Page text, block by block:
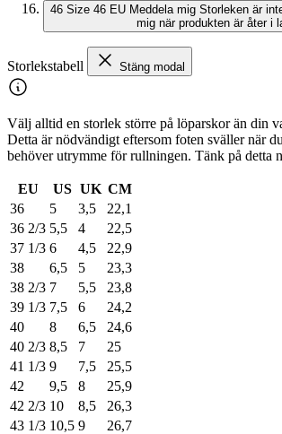
46 Size 46 EU Meddela mig Storleken är
mig när produkten är åter i
Storlekstabell Stäng modal
Välj alltid en storlek större på löparskor än din
Detta är nödvändigt eftersom foten sväller när
behöver utrymme för rullningen. Tänk på detta
EU US UK CM
36
5 3,5
22,1
36 2/3 5,5 4
22,5
37 1/3 6 4,5
22,9
38
6,5 5
23,3
38 2/3 7 5,5
23,8
39 1/3 7,5 6
24,2
40
8 6,5
24,6
40 2/3 8,5 7
25
41 1/3 9 7,5
25,5
42
9,5 8
25,9
42 2/3 10 8,5
26,3
43 1/3 10,5 9
26,7